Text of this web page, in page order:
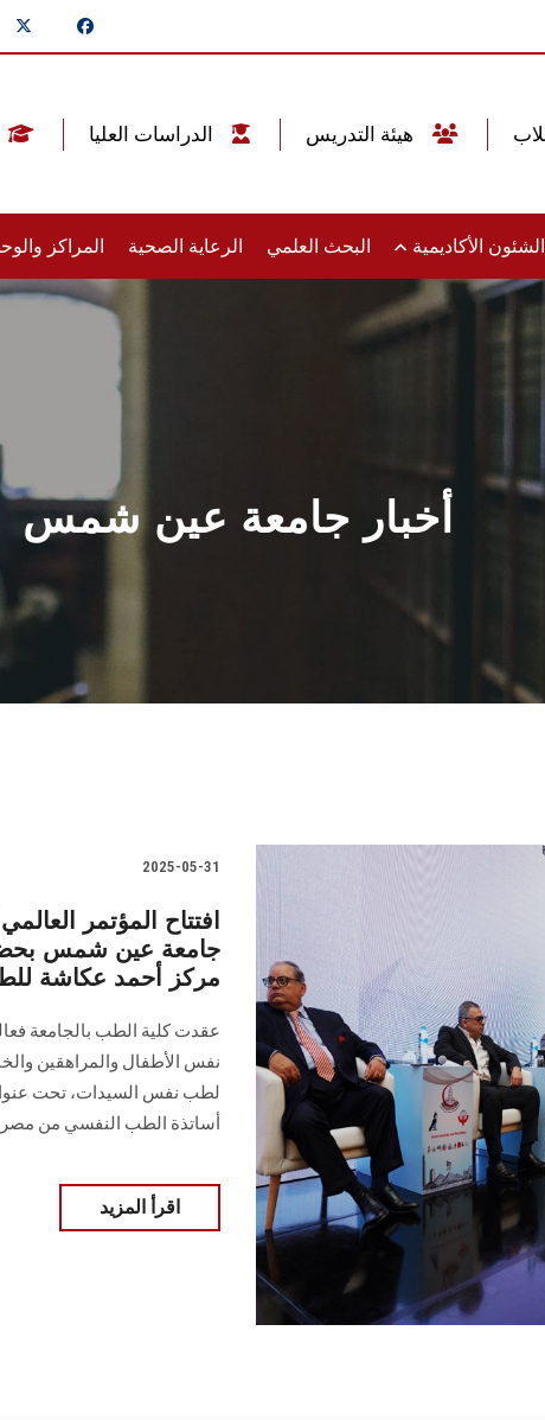
الشئون الأكاديمية البحث العلمي الرعاية الصحية المراكز
أخبار جامعة عين شمس
2025-05-31
افتتاح المؤتمر
جامعة عين شمس
مركز أحمد عكاشة
عقدت كلية الطب بالجامعة
نفس الأطفال والمراهقين
لطب نفس السيدات، تحت
أساتذة الطب النفسي من مصر
اقرأ المزيد